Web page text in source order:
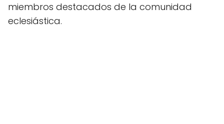
miembros destacados de la comunidad
eclesiástica.